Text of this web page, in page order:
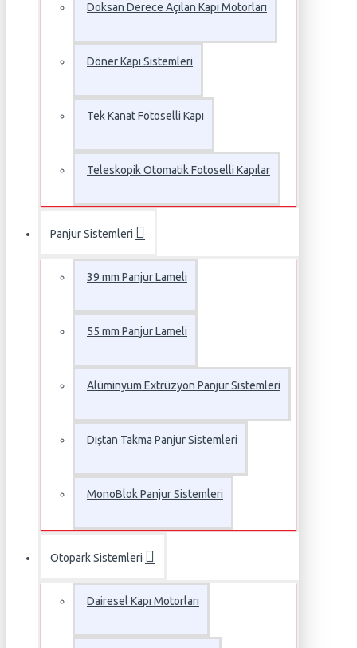
Doksan Derece Açılan Kapı Motorları
Döner Kapı Sistemleri
Tek Kanat Fotoselli Kapı
Teleskopik Otomatik Fotoselli Kapılar
Panjur Sistemleri
39 mm Panjur Lameli
55 mm Panjur Lameli
Alüminyum Extrüzyon Panjur Sistemleri
Dıştan Takma Panjur Sistemleri
MonoBlok Panjur Sistemleri
Otopark Sistemleri
Dairesel Kapı Motorları